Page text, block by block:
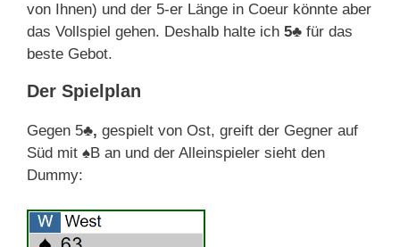
von Ihnen) und der 5-er Länge in Coeur könnte aber
das Vollspiel gehen. Deshalb halte ich 5♣ für das
beste Gebot.
Der Spielplan
Gegen 5♣, gespielt von Ost, greift der Gegner auf
Süd mit ♠B an und der Alleinspieler sieht den
Dummy: